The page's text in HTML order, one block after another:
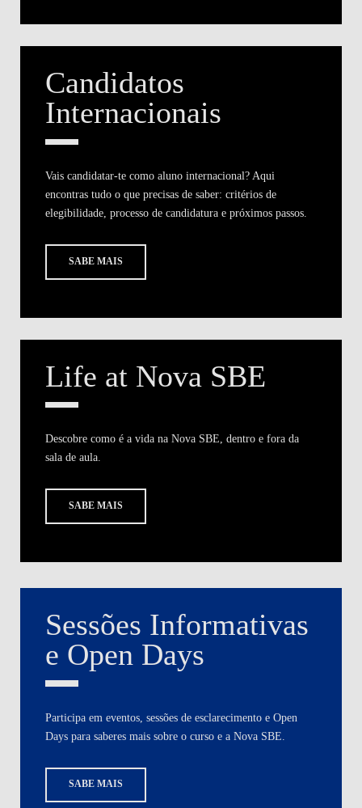
Candidatos
Internacionais
Vais candidatar-te como aluno internacional? Aqui
encontras tudo o que precisas de saber: critérios de
elegibilidade, processo de candidatura e próximos passos.
SABE MAIS
Life at Nova SBE
Descobre como é a vida na Nova SBE, dentro e fora da
sala de aula.
SABE MAIS
Sessões Informativas
e Open Days
Participa em eventos, sessões de esclarecimento e Open
Days para saberes mais sobre o curso e a Nova SBE.
SABE MAIS